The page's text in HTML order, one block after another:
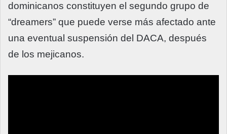
dominicanos constituyen el segundo grupo de
“dreamers” que puede verse más afectado ante
una eventual suspensión del DACA, después
de los mejicanos.